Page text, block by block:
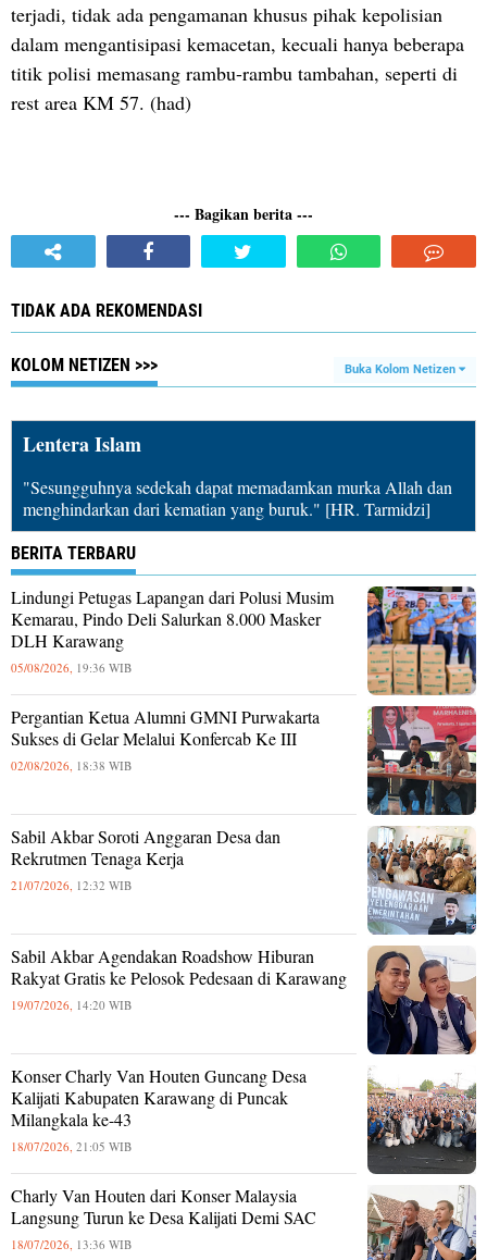
terjadi, tidak ada pengamanan khusus pihak kepolisian
dalam mengantisipasi kemacetan, kecuali hanya beberapa
titik polisi memasang rambu-rambu tambahan, seperti di
rest area KM 57. (had)
--- Bagikan berita ---
TIDAK ADA REKOMENDASI
KOLOM NETIZEN >>> Buka Kolom Netizen
Lentera Islam
"Sesungguhnya sedekah dapat memadamkan murka Allah dan
menghindarkan dari kematian yang buruk." [HR. Tarmidzi]
BERITA TERBARU
Lindungi Petugas Lapangan dari Polusi Musim
Kemarau, Pindo Deli Salurkan 8.000 Masker
DLH Karawang
05/08/2026, 19:36 WIB
Pergantian Ketua Alumni GMNI Purwakarta
Sukses di Gelar Melalui Konfercab Ke III
02/08/2026, 18:38 WIB
Sabil Akbar Soroti Anggaran Desa dan
Rekrutmen Tenaga Kerja
21/07/2026, 12:32 WIB
Sabil Akbar Agendakan Roadshow Hiburan
Rakyat Gratis ke Pelosok Pedesaan di Karawang
19/07/2026, 14:20 WIB
Konser Charly Van Houten Guncang Desa
Kalijati Kabupaten Karawang di Puncak
Milangkala ke-43
18/07/2026, 21:05 WIB
Charly Van Houten dari Konser Malaysia
Langsung Turun ke Desa Kalijati Demi SAC
18/07/2026, 13:36 WIB